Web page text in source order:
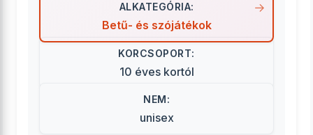
ALKATEGÓRIA:
Betű- és szójátékok
KORCSOPORT:
10 éves kortól
NEM:
unisex